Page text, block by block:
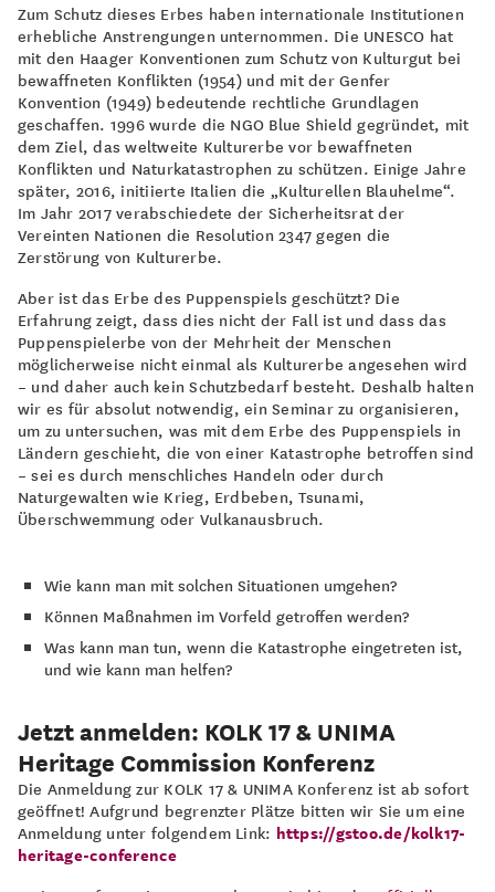
Zum Schutz dieses Erbes haben internationale Institutionen
erhebliche Anstrengungen unternommen. Die UNESCO hat
mit den Haager Konventionen zum Schutz von Kulturgut bei
bewaffneten Konflikten (1954) und mit der Genfer
Konvention (1949) bedeutende rechtliche Grundlagen
geschaffen. 1996 wurde die NGO Blue Shield gegründet, mit
dem Ziel, das weltweite Kulturerbe vor bewaffneten
Konflikten und Naturkatastrophen zu schützen. Einige Jahre
später, 2016, initiierte Italien die „Kulturellen Blauhelme“.
Im Jahr 2017 verabschiedete der Sicherheitsrat der
Vereinten Nationen die Resolution 2347 gegen die
Zerstörung von Kulturerbe.
Aber ist das Erbe des Puppenspiels geschützt? Die
Erfahrung zeigt, dass dies nicht der Fall ist und dass das
Puppenspielerbe von der Mehrheit der Menschen
möglicherweise nicht einmal als Kulturerbe angesehen wird
– und daher auch kein Schutzbedarf besteht. Deshalb halten
wir es für absolut notwendig, ein Seminar zu organisieren,
um zu untersuchen, was mit dem Erbe des Puppenspiels in
Ländern geschieht, die von einer Katastrophe betroffen sind
– sei es durch menschliches Handeln oder durch
Naturgewalten wie Krieg, Erdbeben, Tsunami,
Überschwemmung oder Vulkanausbruch.
Wie kann man mit solchen Situationen umgehen?
Können Maßnahmen im Vorfeld getroffen werden?
Was kann man tun, wenn die Katastrophe eingetreten ist,
und wie kann man helfen?
Jetzt anmelden: KOLK 17 & UNIMA
Heritage Commission Konferenz
Die Anmeldung zur KOLK 17 & UNIMA Konferenz ist ab sofort
geöffnet! Aufgrund begrenzter Plätze bitten wir Sie um eine
Anmeldung unter folgendem Link: https://gstoo.de/kolk17-
heritage-conference